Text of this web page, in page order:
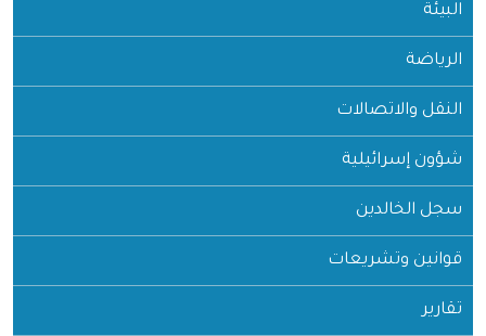
البيئة
الرياضة
النقل والاتصالات
شؤون إسرائيلية
سجل الخالدين
قوانين وتشريعات
تقارير